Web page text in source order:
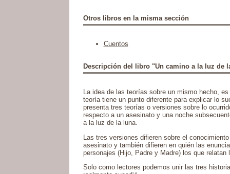
Otros libros en la misma sección
Cuentos
Descripción del libro "Un camino a la luz de
La idea de las teorías sobre un mismo hecho,
teoría tiene un punto diferente para explicar lo
presenta tres teorías o versiones sobre lo
respecto a un asesinato y una noche
a la luz de la luna.
Las tres versiones difieren sobre el
asesinato y también difieren en quién las
personajes (Hijo, Padre y Madre) los que relatan
Solo como lectores podemos unir las tres